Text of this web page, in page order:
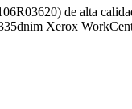
de alta
Xerox